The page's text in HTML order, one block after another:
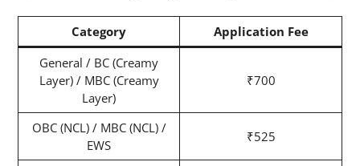
Category
Application Fee
General / BC (Creamy
Layer) / MBC (Creamy
Layer)
₹700
OBC (NCL) / MBC (NCL) /
EWS
₹525